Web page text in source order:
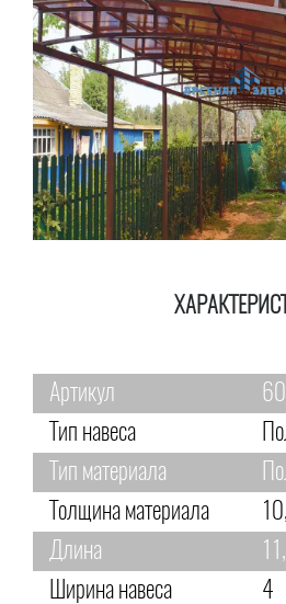
Артикул
Тип навеса
Тип материала
Толщина материала
Длина
11,1
Ширина навеса
4